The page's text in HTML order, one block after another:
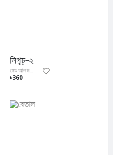
নিগৃঢ়—২
মোঃ আলমগীর তৈমুর
৳360